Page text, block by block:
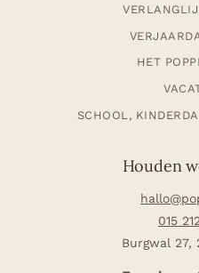
HET
SCHOOL,
Houden
015
Burgwal 27,